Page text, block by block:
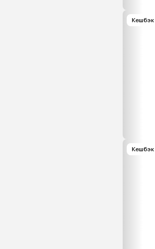
Кешбэк
Кешбэк